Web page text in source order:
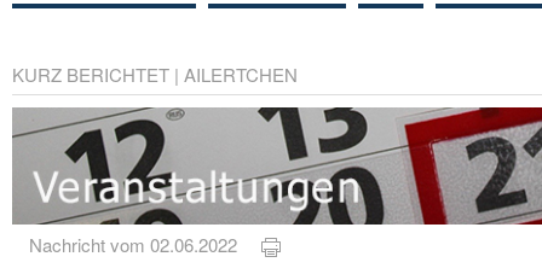
KURZ BERICHTET | AILERTCHEN
Nachricht vom 02.06.2022